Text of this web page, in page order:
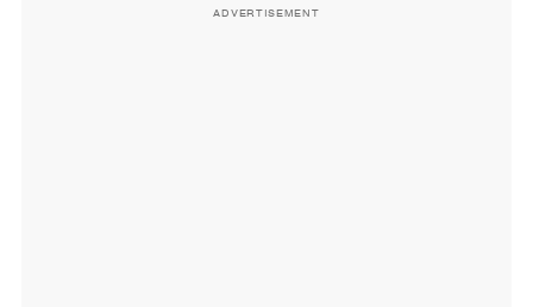
ADVERTISEMENT